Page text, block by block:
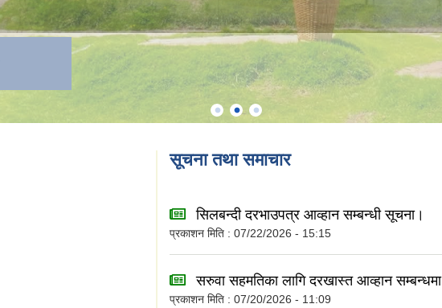
सूचना तथा समाचार
सिलबन्दी दरभाउपत्र आव्हान सम्बन्धी सूचना।
प्रकाशन मिति : 07/22/2026 - 15:15
सरुवा सहमतिका लागि दरखास्त आव्हान सम्बन्धमा
प्रकाशन मिति : 07/20/2026 - 11:09